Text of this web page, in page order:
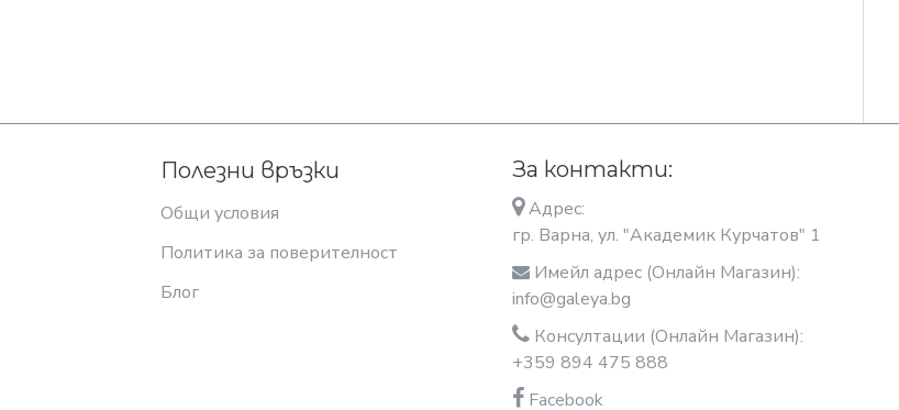
Полезни връзки
Общи условия
Политика за поверителност
Блог
За контакти:
Адрес:
гр. Варна, ул. "Академик Курчатов" 1
Имейл адрес (Онлайн Магазин):
info@galeya.bg
Консултации (Онлайн Магазин):
+359 894 475 888
Facebook